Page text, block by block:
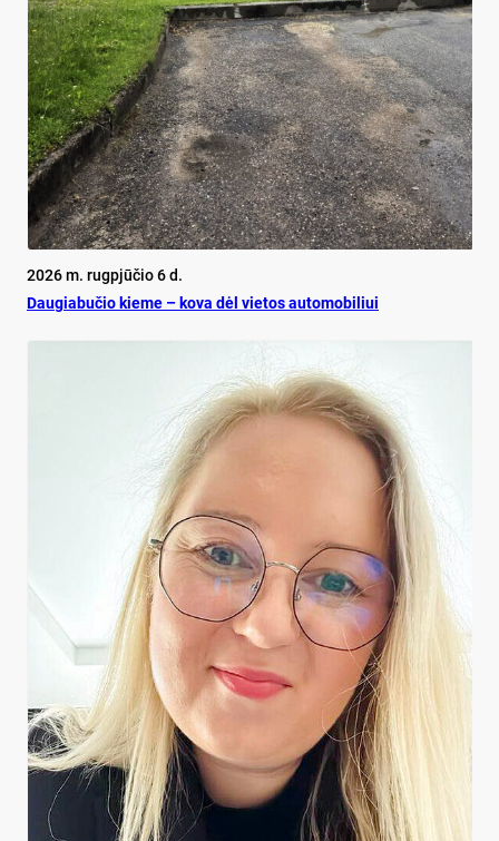
2026 m. rugpjūčio 6 d.
Dau­gia­bu­čio kie­me – ko­va dėl vie­tos au­to­mo­bi­liui